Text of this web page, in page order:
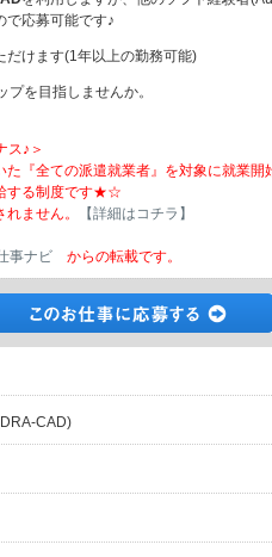
で応募可能です♪
けます(1年以上の勤務可能)
を目指しませんか。
ス♪＞
『全ての派遣就業者』を対象に就業開
する制度です★☆
ません。
【詳細はコチラ】
事ナビ からの転載です。
CAD)